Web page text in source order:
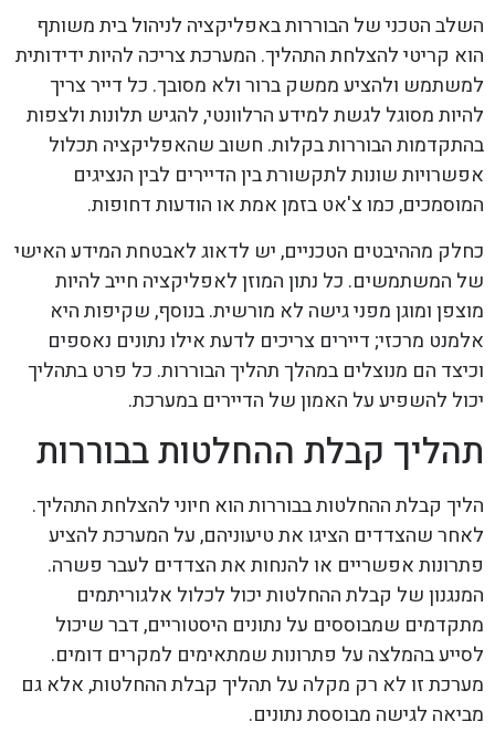
השלב הטכני של הבוררות באפליקציה לניהול בית משותף
הוא קריטי להצלחת התהליך. המערכת צריכה להיות ידידותית
למשתמש ולהציע ממשק ברור ולא מסובך. כל דייר צריך
להיות מסוגל לגשת למידע הרלוונטי, להגיש תלונות ולצפות
בהתקדמות הבוררות בקלות. חשוב שהאפליקציה תכלול
אפשרויות שונות לתקשורת בין הדיירים לבין הנציגים
המוסמכים, כמו צ'אט בזמן אמת או הודעות דחופות.
כחלק מההיבטים הטכניים, יש לדאוג לאבטחת המידע האישי
של המשתמשים. כל נתון המוזן לאפליקציה חייב להיות
מוצפן ומוגן מפני גישה לא מורשית. בנוסף, שקיפות היא
אלמנט מרכזי; דיירים צריכים לדעת אילו נתונים נאספים
וכיצד הם מנוצלים במהלך תהליך הבוררות. כל פרט בתהליך
יכול להשפיע על האמון של הדיירים במערכת.
תהליך קבלת ההחלטות בבוררות
הליך קבלת ההחלטות בבוררות הוא חיוני להצלחת התהליך.
לאחר שהצדדים הציגו את טיעוניהם, על המערכת להציע
פתרונות אפשריים או להנחות את הצדדים לעבר פשרה.
המנגנון של קבלת ההחלטות יכול לכלול אלגוריתמים
מתקדמים שמבוססים על נתונים היסטוריים, דבר שיכול
לסייע בהמלצה על פתרונות שמתאימים למקרים דומים.
מערכת זו לא רק מקלה על תהליך קבלת ההחלטות, אלא גם
מביאה לגישה מבוססת נתונים.